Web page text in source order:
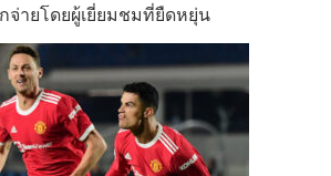
จ่ายโดยผู้เยี่ยมชมที่ยืดหยุ่น